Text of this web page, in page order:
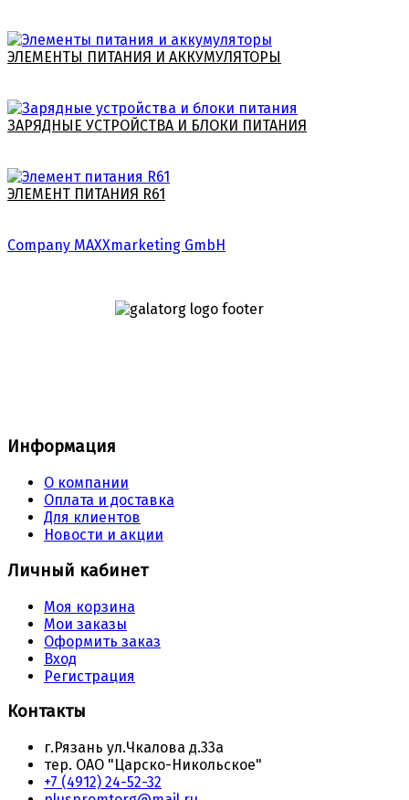
ЭЛЕМЕНТЫ ПИТАНИЯ И АККУМУЛЯТОРЫ
ЗАРЯДНЫЕ УСТРОЙСТВА И БЛОКИ ПИТАНИЯ
ЭЛЕМЕНТ ПИТАНИЯ R61
Company MAXXmarketing GmbH
Информация
О компании
Оплата и доставка
Для клиентов
Новости и акции
Личный кабинет
Моя корзина
Мои заказы
Оформить заказ
Вход
Регистрация
Контакты
г.Рязань ул.Чкалова д.33а
тер. ОАО "Царско-Никольское"
+7 (4912) 24-52-32